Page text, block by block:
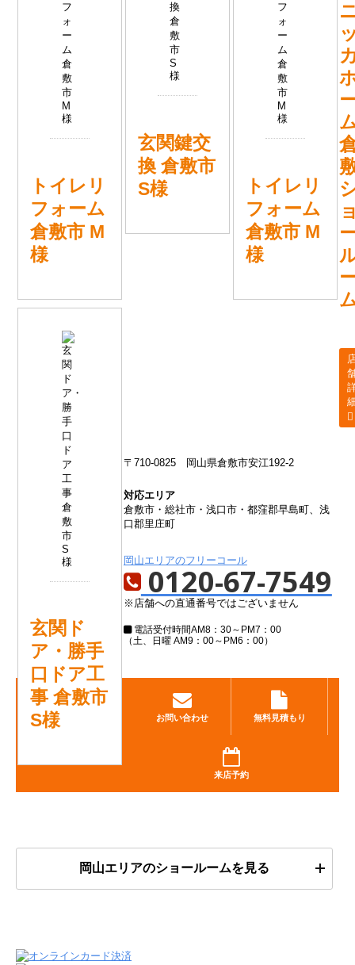
トイレリ
フォーム
倉敷市 M
様
玄関鍵交
換 倉敷市
S様
トイレリ
フォーム
倉敷市 M
様
玄関ド
ア・勝手
口ドア工
事 倉敷市
S様
〒710-0825 岡山県倉敷市安江192-2
対応エリア
倉敷市・総社市・浅口市・都窪郡早島町、浅
口郡里庄町
岡山エリアのフリーコール
0120-67-7549
※店舗への直通番号ではございません
電話受付時間AM8：30～PM7：00
（土、日曜 AM9：00～PM6：00）
お問い合わせ 無料見積もり
来店予約
岡山エリアのショールームを見る